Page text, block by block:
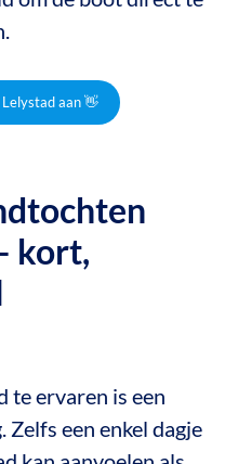
aan 👋
kort,
te ervaren is een
Zelfs een enkel dagje